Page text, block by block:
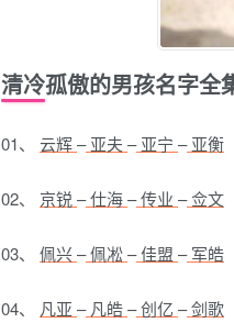
清冷孤傲的男孩名字全
01、 云辉–亚夫 –亚宁 –亚衡
02、 京锐 –仕海–传业 –佥文
03、 佩兴–佩凇–佳盟 –军皓
04、 凡亚 –凡皓–创亿 –剑歌